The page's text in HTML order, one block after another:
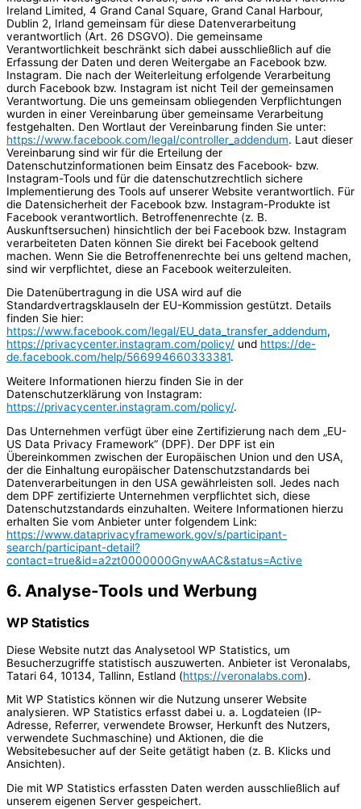
Ireland Limited, 4 Grand Canal Square, Grand Canal Harbour,
Dublin 2, Irland gemeinsam für diese Datenverarbeitung
verantwortlich (Art. 26 DSGVO). Die gemeinsame
Verantwortlichkeit beschränkt sich dabei ausschließlich auf die
Erfassung der Daten und deren Weitergabe an Facebook bzw.
Instagram. Die nach der Weiterleitung erfolgende Verarbeitung
durch Facebook bzw. Instagram ist nicht Teil der gemeinsamen
Verantwortung. Die uns gemeinsam obliegenden Verpflichtungen
wurden in einer Vereinbarung über gemeinsame Verarbeitung
festgehalten. Den Wortlaut der Vereinbarung finden Sie unter:
https://www.facebook.com/legal/controller_addendum. Laut dieser
Vereinbarung sind wir für die Erteilung der
Datenschutzinformationen beim Einsatz des Facebook- bzw.
Instagram-Tools und für die datenschutzrechtlich sichere
Implementierung des Tools auf unserer Website verantwortlich. Für
die Datensicherheit der Facebook bzw. Instagram-Produkte ist
Facebook verantwortlich. Betroffenenrechte (z. B.
Auskunftsersuchen) hinsichtlich der bei Facebook bzw. Instagram
verarbeiteten Daten können Sie direkt bei Facebook geltend
machen. Wenn Sie die Betroffenenrechte bei uns geltend machen,
sind wir verpflichtet, diese an Facebook weiterzuleiten.
Die Datenübertragung in die USA wird auf die
Standardvertragsklauseln der EU-Kommission gestützt. Details
finden Sie hier:
https://www.facebook.com/legal/EU_data_transfer_addendum,
https://privacycenter.instagram.com/policy/ und https://de-
de.facebook.com/help/566994660333381.
Weitere Informationen hierzu finden Sie in der
Datenschutzerklärung von Instagram:
https://privacycenter.instagram.com/policy/.
Das Unternehmen verfügt über eine Zertifizierung nach dem „EU-
US Data Privacy Framework“ (DPF). Der DPF ist ein
Übereinkommen zwischen der Europäischen Union und den USA,
der die Einhaltung europäischer Datenschutzstandards bei
Datenverarbeitungen in den USA gewährleisten soll. Jedes nach
dem DPF zertifizierte Unternehmen verpflichtet sich, diese
Datenschutzstandards einzuhalten. Weitere Informationen hierzu
erhalten Sie vom Anbieter unter folgendem Link:
https://www.dataprivacyframework.gov/s/participant-
search/participant-detail?
contact=true&id=a2zt0000000GnywAAC&status=Active
6. Analyse-Tools und Werbung
WP Statistics
Diese Website nutzt das Analysetool WP Statistics, um
Besucherzugriffe statistisch auszuwerten. Anbieter ist Veronalabs,
Tatari 64, 10134, Tallinn, Estland (https://veronalabs.com).
Mit WP Statistics können wir die Nutzung unserer Website
analysieren. WP Statistics erfasst dabei u. a. Logdateien (IP-
Adresse, Referrer, verwendete Browser, Herkunft des Nutzers,
verwendete Suchmaschine) und Aktionen, die die
Websitebesucher auf der Seite getätigt haben (z. B. Klicks und
Ansichten).
Die mit WP Statistics erfassten Daten werden ausschließlich auf
unserem eigenen Server gespeichert.